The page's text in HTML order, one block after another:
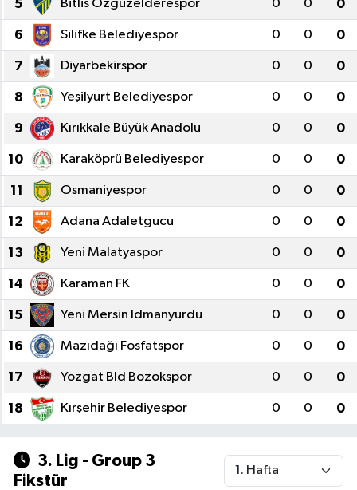
5 Bitlis Özgüzelderespor 0 0 0
6 Silifke Belediyespor 0 0 0
7 Diyarbekirspor 0 0 0
8 Yeşilyurt Belediyespor 0 0 0
9 Kırıkkale Büyük Anadolu 0 0 0
10 Karaköprü Belediyespor 0 0 0
11 Osmaniyespor 0 0 0
12 Adana Adaletgucu 0 0 0
13 Yeni Malatyaspor 0 0 0
14 Karaman FK 0 0 0
15 Yeni Mersin Idmanyurdu 0 0 0
16 Mazıdağı Fosfatspor 0 0 0
17 Yozgat Bld Bozokspor 0 0 0
18 Kırşehir Belediyespor 0 0 0
3. Lig - Group 3
Fikstür
Gündem
Kültür Sanat
Magazin
Politika
Sağlık
Spor
Teknoloji
Yaşam
Yurttan